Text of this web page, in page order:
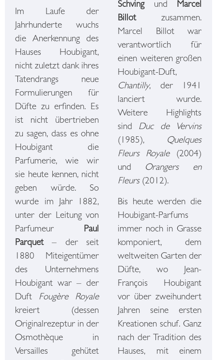
Im Laufe der
Jahrhunderte wuchs
die Anerkennung des
Hauses Houbigant,
nicht zuletzt dank ihres
Tatendrangs neue
Formulierungen für
Düfte zu erfinden. Es
ist nicht übertrieben
zu sagen, dass es ohne
Houbigant die
Parfumerie, wie wir
sie heute kennen, nicht
geben würde. So
wurde im Jahr 1882,
unter der Leitung von
Parfumeur Paul
Parquet– der seit
1880 Miteigentümer
des Unternehmens
Houbigant war – der
Duft Fougère Royale
kreiert (dessen
Originalrezeptur in der
Osmothèque in
Versailles gehütet
Schvingund Marcel
Billotzusammen.
Marcel Billot war
verantwortlich für
einen weiteren großen
Houbigant-Duft,
Chantilly, der 1941
lanciert wurde.
Weitere Highlights
sind Duc de Vervins
(1985),
Quelques
Fleurs Royale(2004)
und
Orangers en
Fleurs(2012).
Bis heute werden die
Houbigant-Parfums
immer noch in Grasse
komponiert, dem
weltweiten Garten der
Düfte, wo Jean-
François Houbigant
vor über zweihundert
Jahren seine ersten
Kreationen schuf. Ganz
nach der Tradition des
Hauses, mit einem